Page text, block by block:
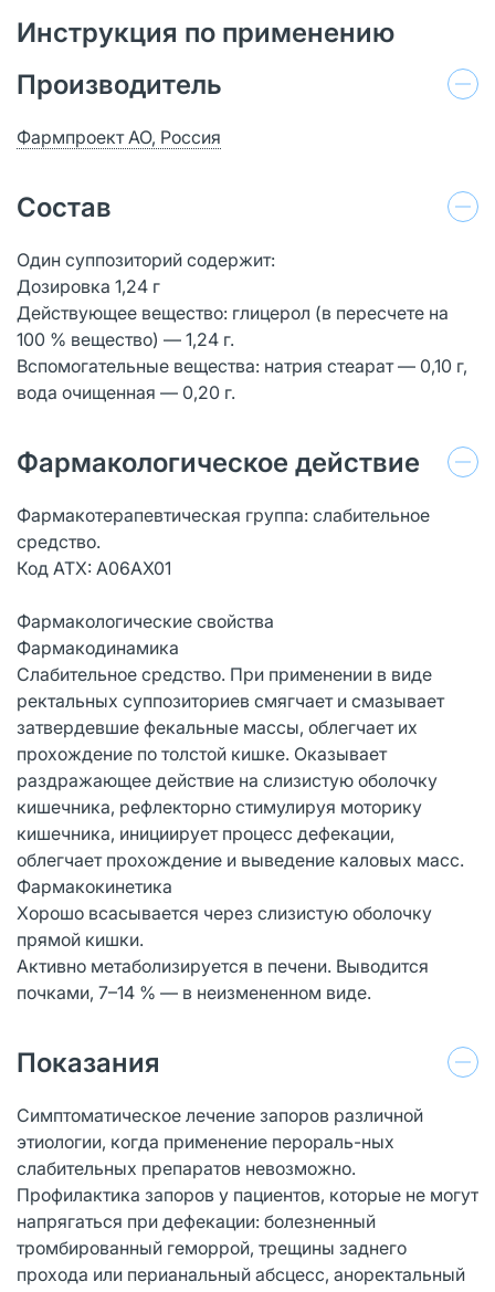
Инструкция по применению
Производитель
Фармпроект АО, Россия
Состав
Один суппозиторий содержит:
Дозировка 1,24 г
Действующее вещество: глицерол (в пересчете на
100 % вещество) ― 1,24 г.
Вспомогательные вещества: натрия стеарат ― 0,10 г,
вода очищенная ― 0,20 г.
Фармакологическое действие
Фармакотерапевтическая группа: слабительное
средство.
Код АТХ: А06АХ01
Фармакологические свойства
Фармакодинамика
Слабительное средство. При применении в виде
ректальных суппозиториев смягчает и смазывает
затвердевшие фекальные массы, облегчает их
прохождение по толстой кишке. Оказывает
раздражающее действие на слизистую оболочку
кишечника, рефлекторно стимулируя моторику
кишечника, инициирует процесс дефекации,
облегчает прохождение и выведение каловых масс.
Фармакокинетика
Хорошо всасывается через слизистую оболочку
прямой кишки.
Активно метаболизируется в печени. Выводится
почками, 7–14 % — в неизмененном виде.
Показания
Симптоматическое лечение запоров различной
этиологии, когда применение перораль-ных
слабительных препаратов невозможно.
Профилактика запоров у пациентов, которые не могут
напрягаться при дефекации: болезненный
тромбированный геморрой, трещины заднего
прохода или перианальный абсцесс, аноректальный